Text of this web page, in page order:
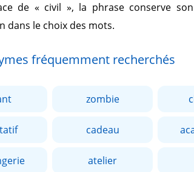
de « civil », la phrase conserve
le choix des mots.
fréquemment recherchés
zombie
cadeau
atelier